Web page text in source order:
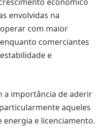
econômico
envolvidas na
com maior
comerciantes
e
a importância de aderir
aqueles
e licenciamento.